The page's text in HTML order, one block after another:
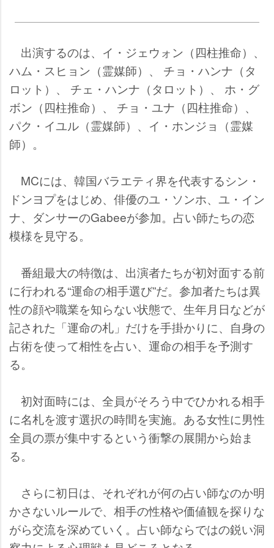
出演するのは、イ・ジェウォン（四柱推命）、
ハム・スヒョン（霊媒師）、 チョ・ハンナ（タ
ロット）、 チェ・ハンナ（タロット）、 ホ・グ
ボン（四柱推命）、 チョ・ユナ（四柱推命）、
パク・イユル（霊媒師）、イ・ホンジョ（霊媒
師）。
MCには、韓国バラエティ界を代表するシン・
ドンヨプをはじめ、俳優のユ・ソンホ、ユ・イン
ナ、ダンサーのGabeeが参加。占い師たちの恋
模様を見守る。
番組最大の特徴は、出演者たちが初対面する前
に行われる“運命の相手選び”だ。参加者たちは異
性の顔や職業を知らない状態で、生年月日などが
記された「運命の札」だけを手掛かりに、自身の
占術を使って相性を占い、運命の相手を予測す
る。
初対面時には、全員がそろう中でひかれる相手
に名札を渡す選択の時間を実施。ある女性に男性
全員の票が集中するという衝撃の展開から始ま
る。
さらに初日は、それぞれが何の占い師なのか明
かさないルールで、相手の性格や価値観を探りな
がら交流を深めていく。占い師ならではの鋭い洞